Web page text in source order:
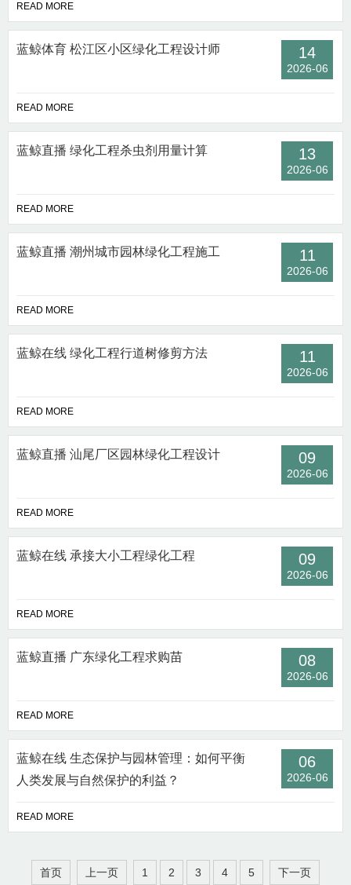
READ MORE
蓝鲸体育 松江区小区绿化工程设计师 14
2026-06
READ MORE
蓝鲸直播 绿化工程杀虫剂用量计算 13
2026-06
READ MORE
蓝鲸直播 潮州城市园林绿化工程施工 11
2026-06
READ MORE
蓝鲸在线 绿化工程行道树修剪方法 11
2026-06
READ MORE
蓝鲸直播 汕尾厂区园林绿化工程设计 09
2026-06
READ MORE
蓝鲸在线 承接大小工程绿化工程 09
2026-06
READ MORE
蓝鲸直播 广东绿化工程求购苗 08
2026-06
READ MORE
蓝鲸在线 生态保护与园林管理：如何平衡
人类发展与自然保护的利益？
06
2026-06
READ MORE
首页 上一页 1 2 3 4 5 下一页